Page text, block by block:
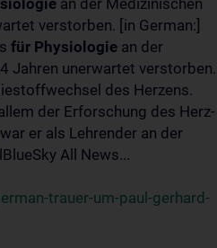
an der Medizinischen
verstorben. [in German:]
für Physiologie an der
Jahren unerwartet verstorben.
des Herzens.
der Erforschung des Herz-
er als Lehrender an der
All News...
trauer-um-paul-gerhard-